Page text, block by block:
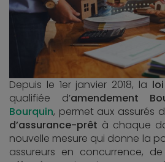
Depuis le 1er janvier 2018, la
qualifiée d’amendement
Bourquin, permet aux assurés
d’assurance-prêt à chaque
nouvelle mesure qui donne la
assureurs en concurrence,